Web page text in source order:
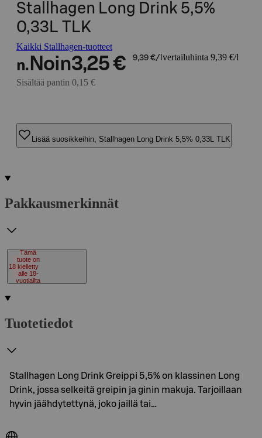
Stallhagen Long Drink 5,5%
0,33L TLK
Kaikki Stallhagen-tuotteet
n. Noin3,25 € 9,39 €/l vertailuhinta 9,39 €/l
Sisältää pantin 0,15 €
Lisää suosikkeihin, Stallhagen Long Drink 5,5% 0,33L TLK
Pakkausmerkinnät
18
Tämä
tuote on
kielletty
alle 18-
vuotiailta
Tuotetiedot
Stallhagen Long Drink Greippi 5,5% on klassinen Long
Drink, jossa selkeitä greipin ja ginin makuja. Tarjoillaan
hyvin jäähdytettynä, joko jaillä tai…